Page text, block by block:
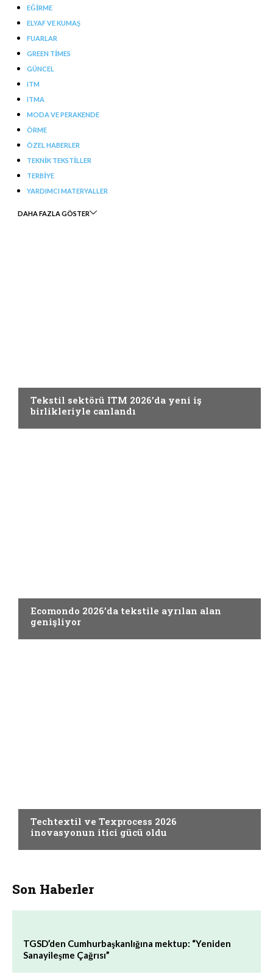
EĞIRME
ELYAF VE KUMAŞ
FUARLAR
GREEN TIMES
GÜNCEL
ITM
ITMA
MODA VE PERAKENDE
ÖRME
ÖZEL HABERLER
TEKNIK TEKSTILLER
TERBIYE
YARDIMCI MATERYALLER
DAHA FAZLA GÖSTER
Tekstil sektörü ITM 2026’da yeni iş
birlikleriyle canlandı
Ecomondo 2026’da tekstile ayrılan alan
genişliyor
Techtextil ve Texprocess 2026
inovasyonun itici gücü oldu
Son Haberler
TGSD’den Cumhurbaşkanlığına mektup: “Yeniden
Sanayileşme Çağrısı”